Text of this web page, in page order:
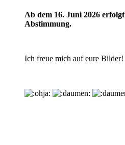
Ab dem 16. Juni 2026
Abstimmung.
Ich freue mich auf eure Bilder!